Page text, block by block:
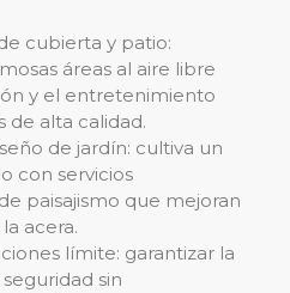
cubierta y patio:
áreas al aire libre
y el entretenimiento
de alta calidad.
de jardín: cultiva un
con servicios
paisajismo que mejoran
acera.
límite: garantizar la
sin